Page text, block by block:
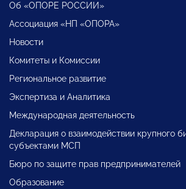
Об «ОПОРЕ РОССИИ»
Ассоциация «НП «ОПОРА»
Новости
Комитеты и Комиссии
Региональное развитие
Экспертиза и Аналитика
Международная деятельность
Декларация о взаимодействии крупного
субъектами МСП
Бюро по защите прав предпринимателей
Образование